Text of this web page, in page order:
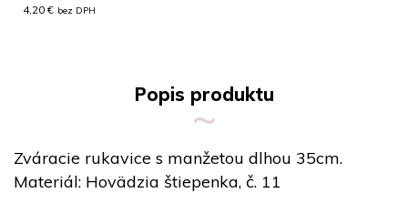
4,20 € bez DPH
Popis produktu
Zváracie rukavice s manžetou dlhou 35cm.
Materiál: Hovädzia štiepenka, č. 11